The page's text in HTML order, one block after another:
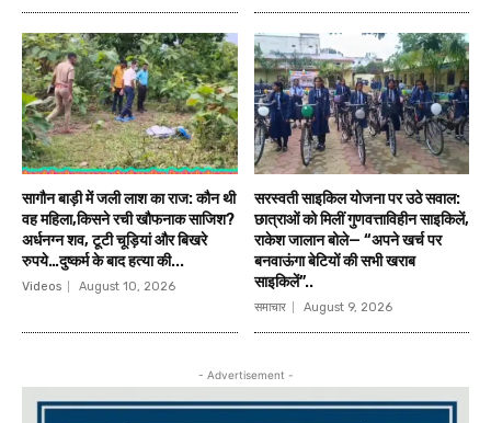
सागौन बाड़ी में जली लाश का राज: कौन थी
वह महिला,किसने रची खौफनाक साजिश?
अर्धनग्न शव, टूटी चूड़ियां और बिखरे
रुपये…दुष्कर्म के बाद हत्या की...
Videos August 10, 2026
सरस्वती साइकिल योजना पर उठे सवाल:
छात्राओं को मिलीं गुणवत्ताविहीन साइकिलें,
राकेश जालान बोले— “अपने खर्च पर
बनवाऊंगा बेटियों की सभी खराब
साइकिलें”..
समाचार August 9, 2026
- Advertisement -